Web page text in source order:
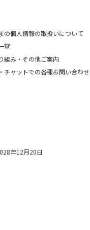
の個人情報の取扱いについて
覧
組み・その他ご案内
チャットでの各種お問い合わせ
年12月20日